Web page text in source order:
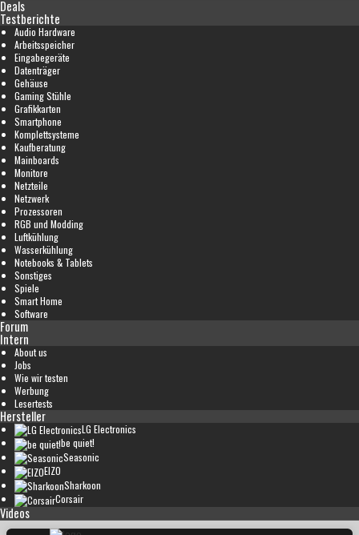
Deals
Testberichte
Audio Hardware
Arbeitsspeicher
Eingabegeräte
Datenträger
Gehäuse
Gaming Stühle
Grafikkarten
Smartphone
Komplettsysteme
Kaufberatung
Mainboards
Monitore
Netzteile
Netzwerk
Prozessoren
RGB und Modding
Luftkühlung
Wasserkühlung
Notebooks & Tablets
Sonstiges
Spiele
Smart Home
Software
Forum
Intern
About us
Jobs
Wie wir testen
Werbung
Lesertests
Hersteller
LG Electronics
be quiet!
Seasonic
EIZO
Sharkoon
Corsair
Videos